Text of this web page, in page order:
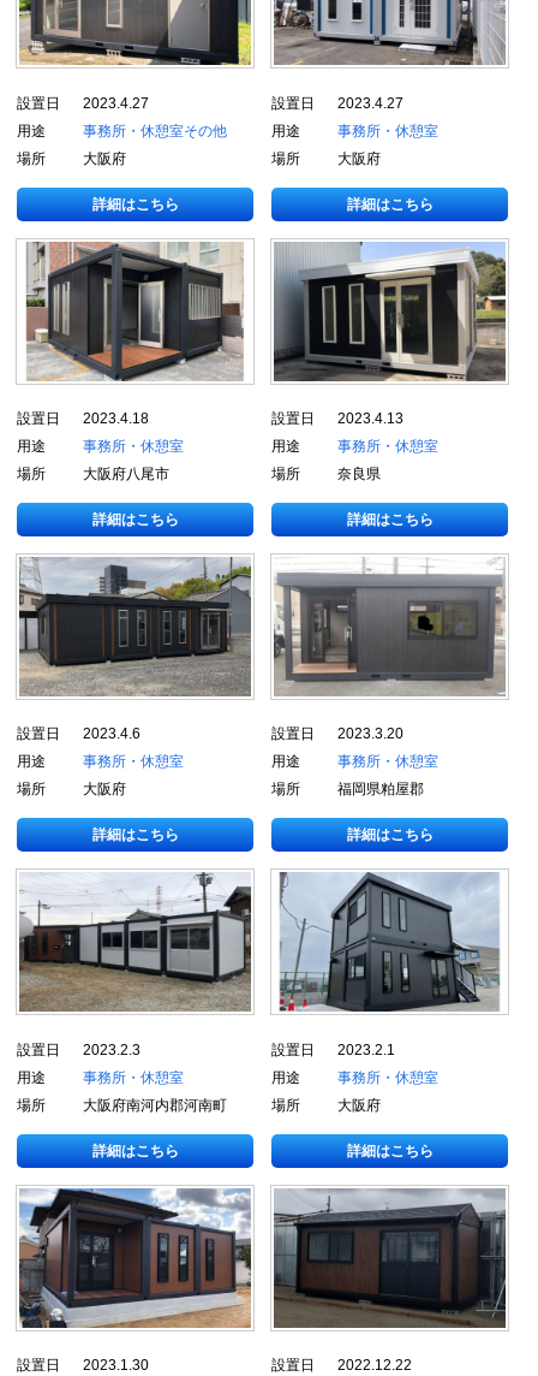
設置日
2023.4.27
用途
事務所・休憩室その他
場所
大阪府
詳細はこちら
設置日
2023.4.27
用途
事務所・休憩室
場所
大阪府
詳細はこちら
設置日
2023.4.18
用途
事務所・休憩室
場所
大阪府八尾市
詳細はこちら
設置日
2023.4.13
用途
事務所・休憩室
場所
奈良県
詳細はこちら
設置日
2023.4.6
用途
事務所・休憩室
場所
大阪府
詳細はこちら
設置日
2023.3.20
用途
事務所・休憩室
場所
福岡県粕屋郡
詳細はこちら
設置日
2023.2.3
用途
事務所・休憩室
場所
大阪府南河内郡河南町
詳細はこちら
設置日
2023.2.1
用途
事務所・休憩室
場所
大阪府
詳細はこちら
設置日
2023.1.30
設置日
2022.12.22